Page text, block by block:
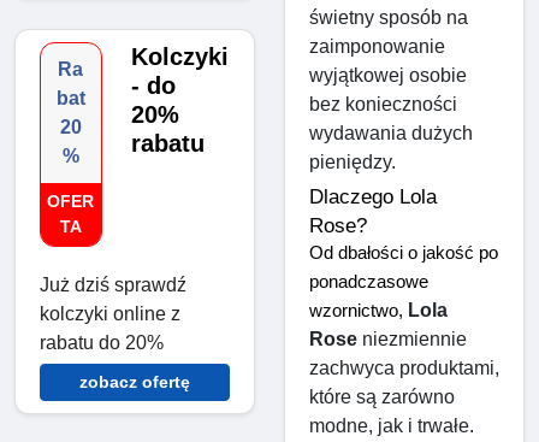
Ra
bat
20
%
OFER
TA
Kolczyki
- do
20%
rabatu
Już dziś sprawdź
kolczyki online z
rabatu do 20%
zobacz ofertę
świetny sposób na
zaimponowanie
wyjątkowej osobie
bez konieczności
wydawania dużych
pieniędzy.
Dlaczego Lola
Rose?
Od dbałości o jakość po
ponadczasowe
wzornictwo, Lola
Rose niezmiennie
zachwyca produktami,
które są zarówno
modne, jak i trwałe.